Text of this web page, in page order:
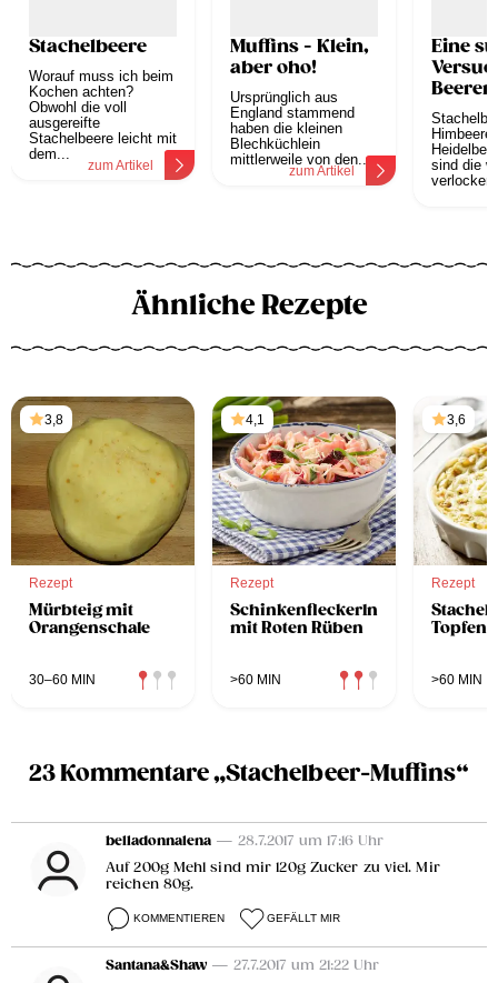
Stachelbeere
Worauf muss ich beim
Kochen achten?
Obwohl die voll
ausgereifte
Stachelbeere leicht mit
dem...
zum Artikel
Muffins - Klein,
aber oho!
Ursprünglich aus
England stammend
haben die kleinen
Blechküchlein
mittlerweile von den...
zum Artikel
Eine
Beeren
sind die
Ähnliche Rezepte
3,8
Rezept
Mürbteig mit
Orangenschale
30–60 MIN
4,1
Rezept
Schinkenfleckerln
mit Roten Rüben
>60 MIN
3,6
Rezept
>60 MIN
23 Kommentare „Stachelbeer-Muffins“
belladonnalena — 28.7.2017 um 17:16 Uhr
Auf 200g Mehl sind mir 120g Zucker zu viel. Mir
reichen 80g.
KOMMENTIEREN GEFÄLLT MIR
Santana&Shaw — 27.7.2017 um 21:22 Uhr